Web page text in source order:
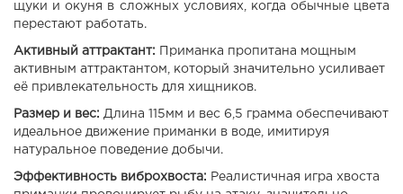
щуки и окуня в сложных условиях, когда обычные цвета
перестают работать.
Активный аттрактант: Приманка пропитана мощным
активным аттрактантом, который значительно усиливает
её привлекательность для хищников.
Размер и вес: Длина 115мм и вес 6,5 грамма обеспечивают
идеальное движение приманки в воде, имитируя
натуральное поведение добычи.
Эффективность виброхвоста: Реалистичная игра хвоста